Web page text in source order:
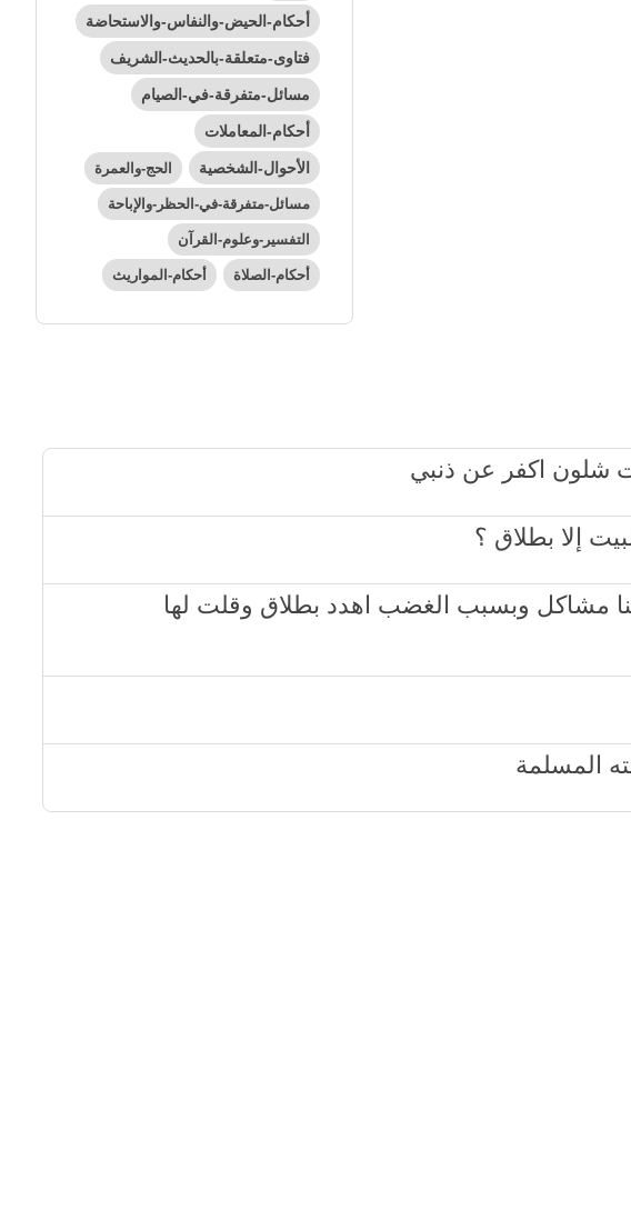
أحكام-الحيض-والنفاس-والاستحاضة
فتاوى-متعلقة-بالحديث-الشريف
مسائل-متفرقة-في-الصيام
أحكام-المعاملات
الأحوال-الشخصية الحج-والعمرة
مسائل-متفرقة-في-الحظر-والإباحة
التفسير-وعلوم-القرآن
أحكام-الصلاة أحكام-المواريث
مشاكل وبسبب الغضب اهدد بطلاق وقلت لها